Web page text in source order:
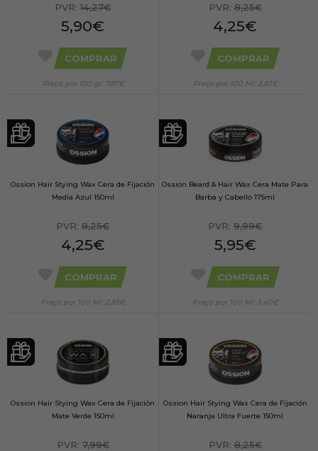
PVR: 14,27€
5,90€
COMPRAR
Preço por 100 gr: 7,87€
PVR:8,25€
4,25€
COMPRAR
Preço por 100 Ml: 2,83€
Ossion Hair Stying Wax Cera de Fijación
Media Azul 150ml
PVR: 8,25€
4,25€
COMPRAR
Preço por 100 Ml: 2,83€
Ossion Beard & Hair Wax Cera Mate Para
Barba y Cabello 175ml
PVR: 9,99€
5,95€
COMPRAR
Preço por 100 Ml: 3,40€
Ossion Hair Stying Wax Cera de Fijación
Mate Verde 150ml
PVR:7,99€
Ossion Hair Stying Wax Cera de Fijación
Naranja Ultra Fuerte 150ml
PVR:8,25€